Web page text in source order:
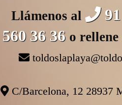
Llámenos al
91
36 36 o
C/Barcelona, 12 28937